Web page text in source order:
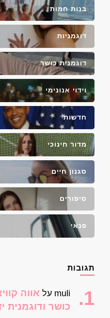
בנות חמות
דוגמניות
דוגמנית כושר
וידוי אנונימי
חדשות
מדור חינוכי
סגנון חיים
סיפורים
פנאי
תגובות
muli על אווה
כושר ודוגמנית